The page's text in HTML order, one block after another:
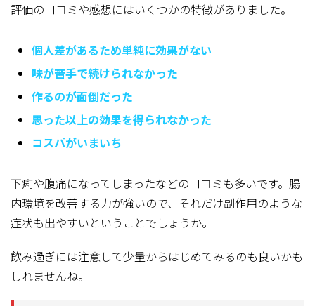
評価の口コミや感想にはいくつかの特徴がありました。
個人差があるため単純に効果がない
味が苦手で続けられなかった
作るのが面倒だった
思った以上の効果を得られなかった
コスパがいまいち
下痢や腹痛になってしまったなどの口コミも多いです。腸
内環境を改善する力が強いので、それだけ副作用のような
症状も出やすいということでしょうか。
飲み過ぎには注意して少量からはじめてみるのも良いかも
しれませんね。